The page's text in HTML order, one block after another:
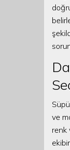
ve
renk